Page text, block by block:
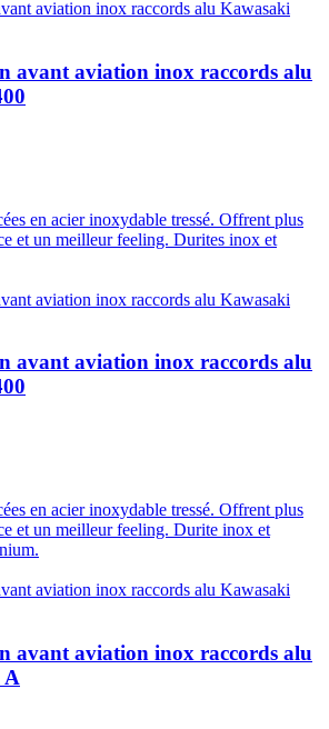
avant aviation inox raccords alu
en acier inoxydable tressé. Offrent plus
et un meilleur feeling. Durites inox et
avant aviation inox raccords alu
en acier inoxydable tressé. Offrent plus
et un meilleur feeling. Durite inox et
avant aviation inox raccords alu
A